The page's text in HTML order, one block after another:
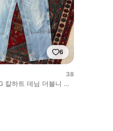
6
38
칼하트 데님 더블니 팬
썩블니